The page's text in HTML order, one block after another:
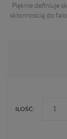
Pięknie definiuje
skłonnością do
ILOŚĆ: